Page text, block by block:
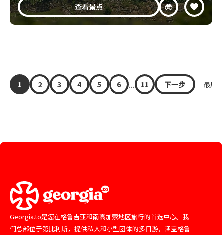
查看景点
1 2 3 4 5 6 ... 11 下一步 最后 »
Georgia.to是您在格鲁吉亚和南高加索地区旅行的首选中心。我
们总部位于第比利斯，提供私人和小型团体的多日游，涵盖格鲁